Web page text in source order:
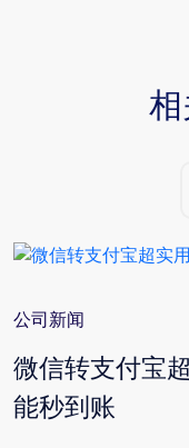
相
公司新闻
微信转支付宝
能秒到账